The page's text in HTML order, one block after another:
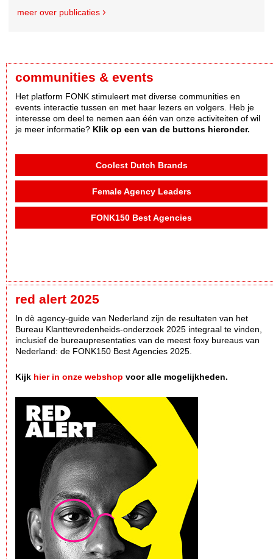
meer over publicaties
communities & events
Het platform FONK stimuleert met diverse communities en
events interactie tussen en met haar lezers en volgers. Heb je
interesse om deel te nemen aan één van onze activiteiten of wil
je meer informatie? Klik op een van de buttons hieronder.
Coolest Dutch Brands
Female Agency Leaders
FONK150 Best Agencies
red alert 2025
In dè agency-guide van Nederland zijn de resultaten van het
Bureau Klanttevredenheids-onderzoek 2025 integraal te vinden,
inclusief de bureaupresentaties van de meest foxy bureaus van
Nederland: de FONK150 Best Agencies 2025.
Kijk hier in onze webshop voor alle mogelijkheden.